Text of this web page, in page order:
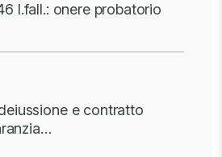
l.fall.: onere probatorio
e contratto